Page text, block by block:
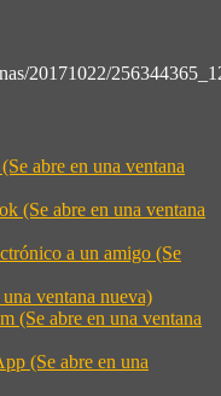
20171022/
abre en una ventana
(Se abre en una ventana
a un amigo (Se
ventana nueva)
(Se abre en una ventana
(Se abre en una